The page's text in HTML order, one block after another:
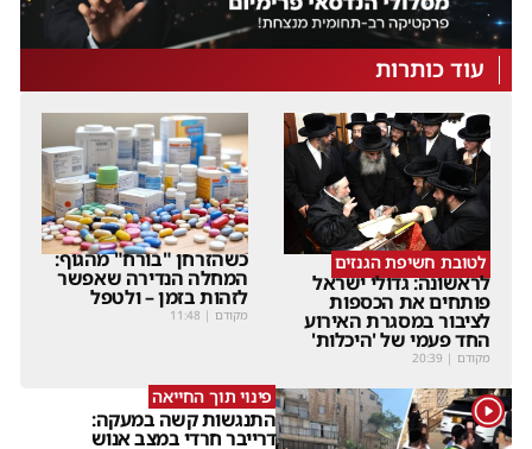
עוד כותרות
לטובת חשיפת הגנזים
לראשונה: גדולי ישראל
פותחים את הכספות
לציבור במסגרת האירוע
החד פעמי של 'היכלות'
מקודם |
20:39
כשהזרחן "בורח" מהגוף:
המחלה הנדירה שאפשר
לזהות בזמן – ולטפל
מקודם |
11:48
1 פינוי תוך החייאה
התנגשות קשה במעקה:
דרייבר חרדי במצב אנוש